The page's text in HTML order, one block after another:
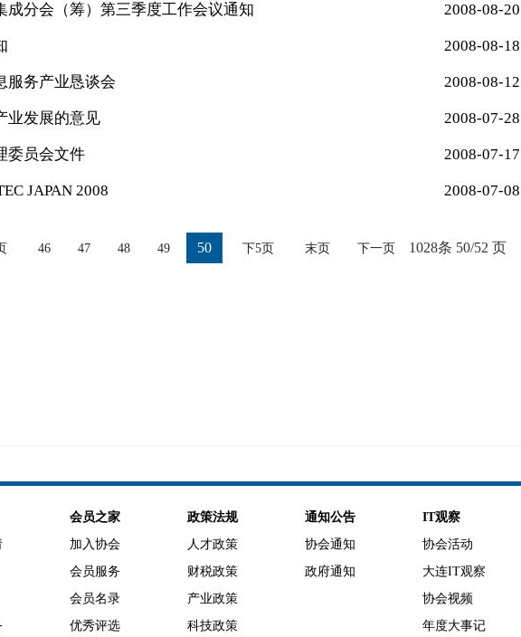
成分会（筹）第三季度工作会议通知 2008-08-20
2008-08-18
服务产业恳谈会 2008-08-12
业发展的意见 2008-07-28
委员会文件 2008-07-17
JAPAN 2008 2008-07-08
46 47 48 49 50 下5页 末页 下一页 1028条 50/52 页
会员之家
加入协会
会员服务
会员名录
优秀评选
政策法规
人才政策
财税政策
产业政策
科技政策
通知公告
协会通知
政府通知
IT观察
协会活动
大连IT观察
协会视频
年度大事记